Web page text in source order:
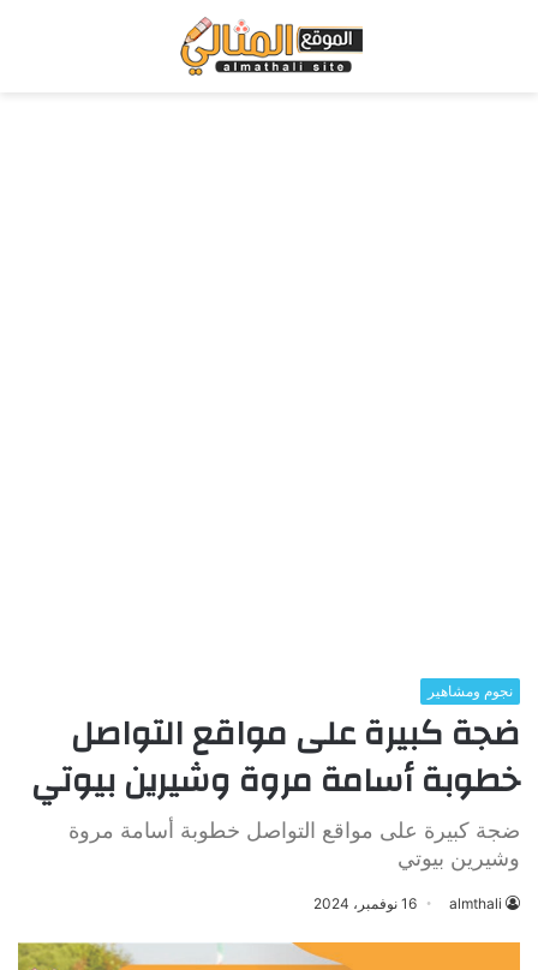
نجوم ومشاهير
ضجة كبيرة على مواقع التواصل
خطوبة أسامة مروة وشيرين بيوتي
ضجة كبيرة على مواقع التواصل خطوبة أسامة مروة
وشيرين بيوتي
almthali 16 نوفمبر، 2024